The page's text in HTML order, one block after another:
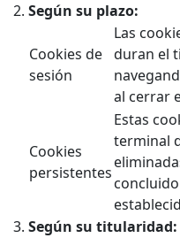
Según su plazo:
Cookies de
sesión
Las
duran el
al cerrar
Cookies
persistentes
Estas
terminal
Según su titularidad: